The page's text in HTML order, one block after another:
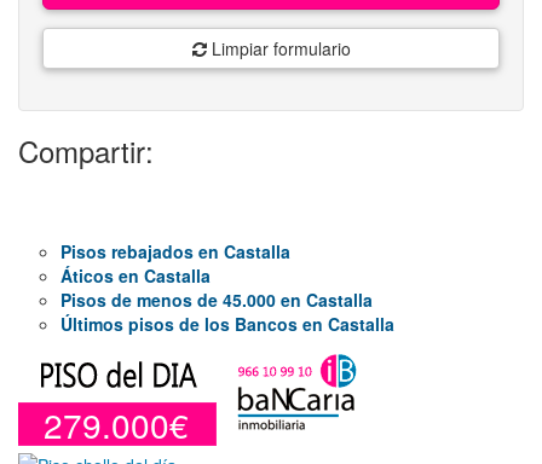
Limpiar formulario
Compartir:
Pisos rebajados en Castalla
Áticos en Castalla
Pisos de menos de 45.000 en Castalla
Últimos pisos de los Bancos en Castalla
279.000€